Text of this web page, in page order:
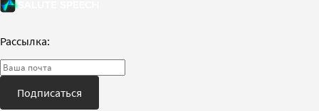
Рассылка:
Подписаться